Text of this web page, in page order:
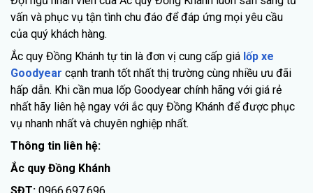
vấn và phục vụ tận tình chu đáo để đáp ứng mọi yêu cầu
của quý khách hàng.
Ắc quy Đồng Khánh tự tin là đơn vị cung cấp giá lốp xe
Goodyear cạnh tranh tốt nhất thị trường cùng nhiều ưu đãi
hấp dẫn. Khi cần mua lốp Goodyear chính hãng với giá rẻ
nhất hãy liên hệ ngay với ắc quy Đồng Khánh để được phục
vụ nhanh nhất và chuyên nghiệp nhất.
Thông tin liên hệ:
Ắc quy Đồng Khánh